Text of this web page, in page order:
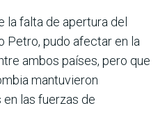
la falta de apertura del
Petro, pudo afectar en la
ambos países, pero que
mantuvieron
las fuerzas de